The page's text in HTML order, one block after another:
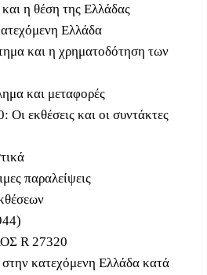
η θέση της Ελλάδας
Ελλάδα
και η χρηματοδότηση των
και μεταφορές
εκθέσεις και οι συντάκτες
παραλείψεις
R 27320
κατεχόμενη Ελλάδα κατά